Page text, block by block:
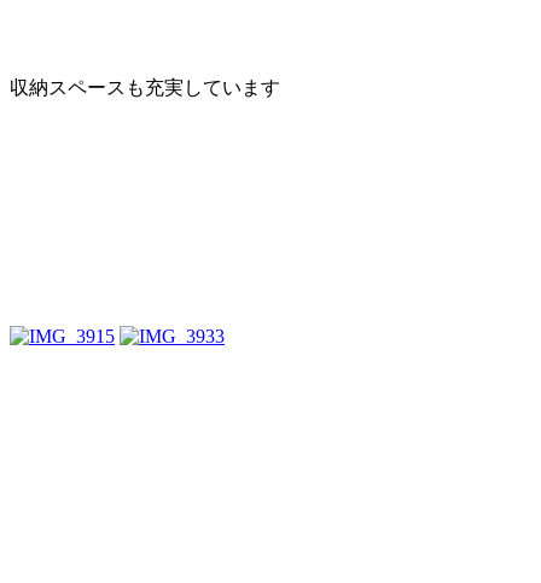
収納スペースも充実しています